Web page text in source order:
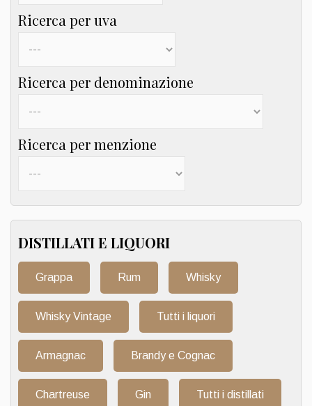
Ricerca per uva
Ricerca per denominazione
Ricerca per menzione
DISTILLATI E LIQUORI
Grappa Rum Whisky
Whisky Vintage Tutti i liquori
Armagnac Brandy e Cognac
Chartreuse Gin Tutti i distillati